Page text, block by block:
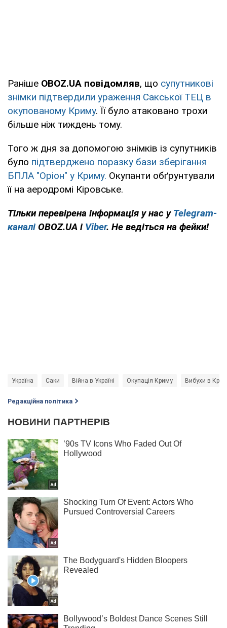
Раніше OBOZ.UA повідомляв, що супутникові
знімки підтвердили ураження Сакської ТЕЦ в
окупованому Криму. Її було атаковано трохи
більше ніж тиждень тому.
Того ж дня за допомогою знімків із супутників
було підтверджено поразку бази зберігання
БПЛА "Оріон" у Криму. Окупанти обґрунтували
її на аеродромі Кіровське.
Тільки перевірена інформація у нас у Telegram-
каналі OBOZ.UA і Viber. Не ведіться на фейки!
Україна Саки Війна в Україні Окупація Криму Вибухи в
Редакційна політика